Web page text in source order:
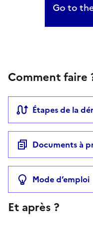
Go to
Comment faire
Étapes de la
Documents à
Mode d’emploi
Et après ?